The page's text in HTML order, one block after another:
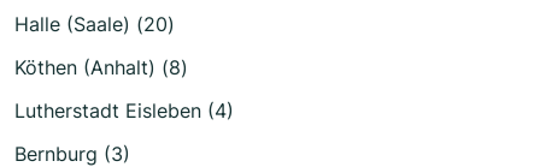
Halle (Saale) (20)
Köthen (Anhalt) (8)
Lutherstadt Eisleben (4)
Bernburg (3)